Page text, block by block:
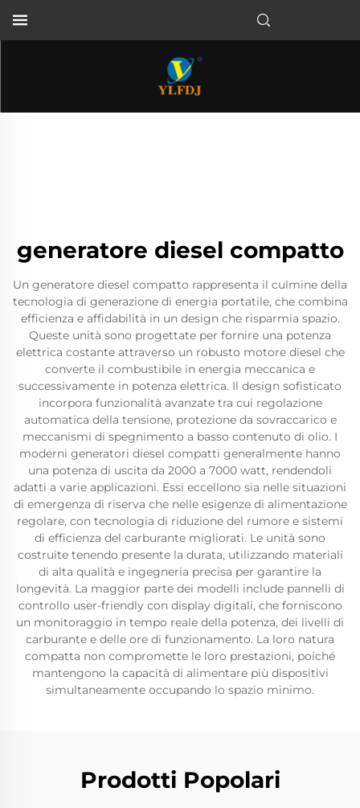
generatore diesel compatto
Un generatore diesel compatto rappresenta il culmine della
tecnologia di generazione di energia portatile, che combina
efficienza e affidabilità in un design che risparmia spazio.
Queste unità sono progettate per fornire una potenza
elettrica costante attraverso un robusto motore diesel che
converte il combustibile in energia meccanica e
successivamente in potenza elettrica. Il design sofisticato
incorpora funzionalità avanzate tra cui regolazione
automatica della tensione, protezione da sovraccarico e
meccanismi di spegnimento a basso contenuto di olio. I
moderni generatori diesel compatti generalmente hanno
una potenza di uscita da 2000 a 7000 watt, rendendoli
adatti a varie applicazioni. Essi eccellono sia nelle situazioni
di emergenza di riserva che nelle esigenze di alimentazione
regolare, con tecnologia di riduzione del rumore e sistemi
di efficienza del carburante migliorati. Le unità sono
costruite tenendo presente la durata, utilizzando materiali
di alta qualità e ingegneria precisa per garantire la
longevità. La maggior parte dei modelli include pannelli di
controllo user-friendly con display digitali, che forniscono
un monitoraggio in tempo reale della potenza, dei livelli di
carburante e delle ore di funzionamento. La loro natura
compatta non compromette le loro prestazioni, poiché
mantengono la capacità di alimentare più dispositivi
simultaneamente occupando lo spazio minimo.
Prodotti Popolari